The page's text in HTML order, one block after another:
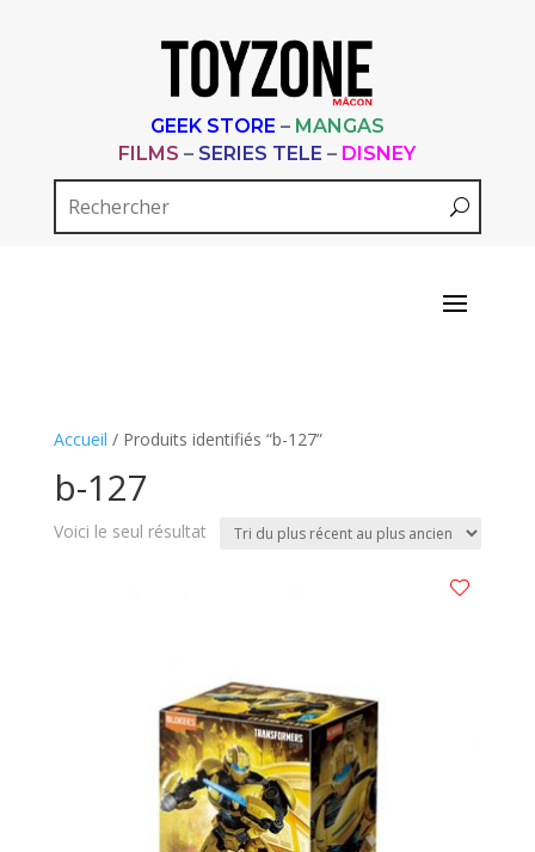
GEEK STORE – MANGAS
FILMS – SERIES TELE – DISNEY
Accueil / Produits identifiés “b-127”
b-127
Voici le seul résultat